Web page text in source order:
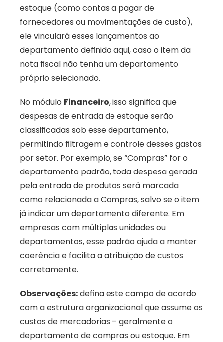
estoque (como contas a pagar de
fornecedores ou movimentações de custo),
ele vinculará esses lançamentos ao
departamento definido aqui, caso o item da
nota fiscal não tenha um departamento
próprio selecionado.
No módulo Financeiro, isso significa que
despesas de entrada de estoque serão
classificadas sob esse departamento,
permitindo filtragem e controle desses gastos
por setor. Por exemplo, se “Compras” for o
departamento padrão, toda despesa gerada
pela entrada de produtos será marcada
como relacionada a Compras, salvo se o item
já indicar um departamento diferente. Em
empresas com múltiplas unidades ou
departamentos, esse padrão ajuda a manter
coerência e facilita a atribuição de custos
corretamente.
Observações: defina este campo de acordo
com a estrutura organizacional que assume os
custos de mercadorias – geralmente o
departamento de compras ou estoque. Em